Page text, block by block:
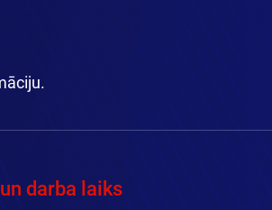
darba laiks